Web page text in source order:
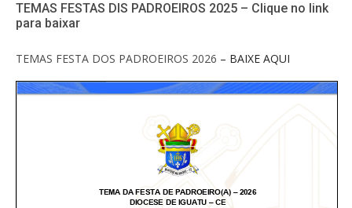
TEMAS FESTAS DIS PADROEIROS 2025 – Clique no link
para baixar
TEMAS FESTA DOS PADROEIROS 2026 – BAIXE AQUI